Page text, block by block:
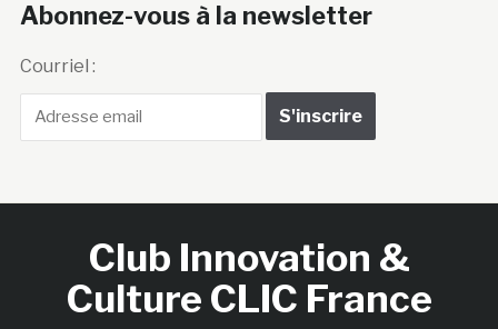
Abonnez-vous à la newsletter
Courriel :
Club Innovation &
Culture CLIC France